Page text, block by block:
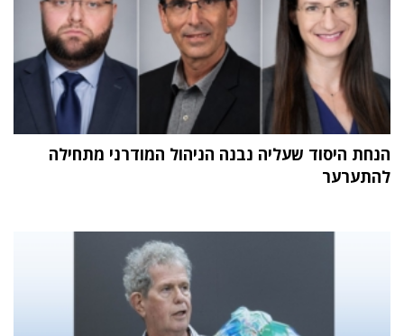
הנחת היסוד שעליה נבנה הניהול המודרני מתחילה
להתערער